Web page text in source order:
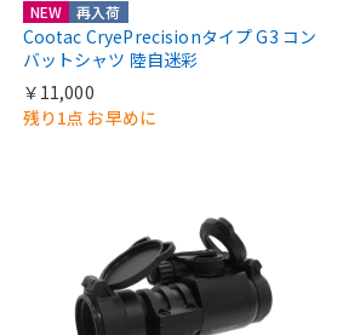
NEW 再入荷
Cootac CryePrecisionタイプ G3 コン
バットシャツ 陸自迷彩
￥11,000
残り1点 お早めに